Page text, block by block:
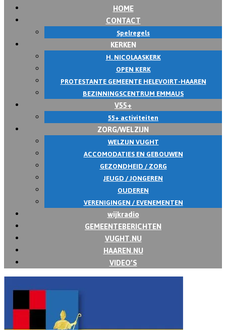
HOME
CONTACT
Spelregels
KERKEN
H. NICOLAASKERK
OPEN KERK
PROTESTANTE GEMEENTE HELEVOIRT-HAAREN
BEZINNINGSCENTRUM EMMAUS
V55+
55+ activiteiten
ZORG/WELZIJN
WELZIJN VUGHT
ACCOMODATIES EN GEBOUWEN
GEZONDHEID / ZORG
JEUGD / JONGEREN
OUDEREN
VERENIGINGEN / EVENEMENTEN
wijkradio
GEMEENTEBERICHTEN
VUGHT.NU
HAAREN.NU
VIDEO’S